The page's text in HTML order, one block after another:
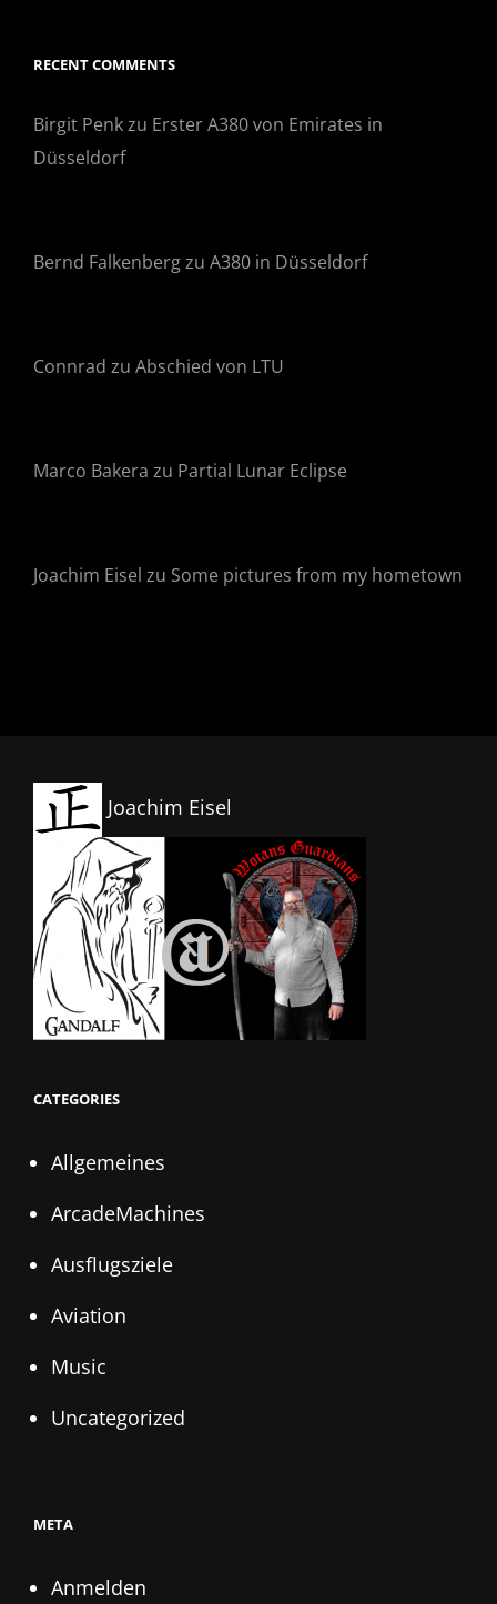
RECENT COMMENTS
Birgit Penkzu Erster A380 von Emirates in
Düsseldorf
Bernd Falkenbergzu A380 in Düsseldorf
Connrad zu Abschied von LTU
Marco Bakera zu Partial Lunar Eclipse
Joachim Eisel zu Some pictures from my hometown
Joachim Eisel
CATEGORIES
Allgemeines
ArcadeMachines
Ausflugsziele
Aviation
Music
Uncategorized
META
Anmelden